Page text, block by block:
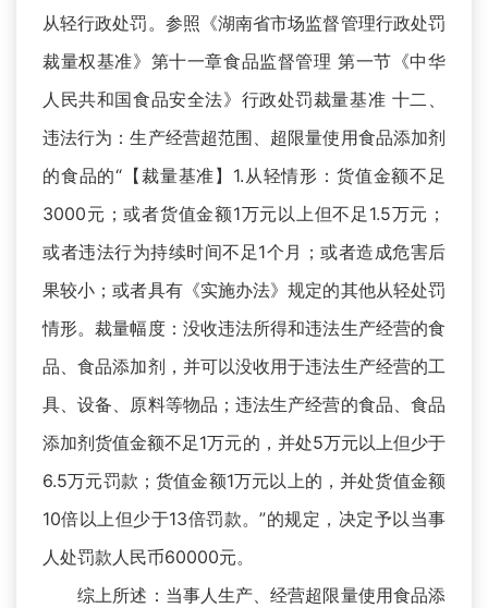
从轻行政处罚。参照《湖南省市场监督管理行政处罚
裁量权基准》第十一章食品监督管理 第一节《中华
人民共和国食品安全法》行政处罚裁量基准 十二、
违法行为：生产经营超范围、超限量使用食品添加剂
的食品的“【裁量基准】1.从轻情形：货值金额不足
3000元；或者货值金额1万元以上但不足1.5万元；
或者违法行为持续时间不足1个月；或者造成危害后
果较小；或者具有《实施办法》规定的其他从轻处罚
情形。裁量幅度：没收违法所得和违法生产经营的食
品、食品添加剂，并可以没收用于违法生产经营的工
具、设备、原料等物品；违法生产经营的食品、食品
添加剂货值金额不足1万元的，并处5万元以上但少于
6.5万元罚款；货值金额1万元以上的，并处货值金额
10倍以上但少于13倍罚款。”的规定，决定予以当事
人处罚款人民币60000元。
综上所述：当事人生产、经营超限量使用食品添